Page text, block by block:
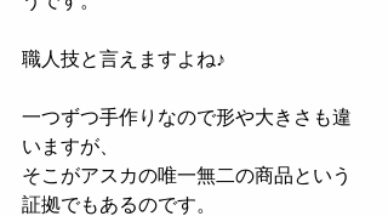
職人技と言えますよね♪﻿
一つずつ手作りなので形や大きさも違
いますが、﻿
そこがアスカの唯一無二の商品という
証拠でもあるのです。﻿